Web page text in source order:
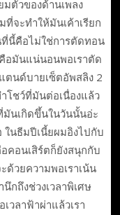
ตัวของด้านเพลง
จะทำให้มันเค้าเรียก
ที่นี้คือไม่ใช่การตัดทอน
มันแน่นอนพอเราตัด
ตนด์บายเซ็ตอัพสลิง 2
โชว์ที่มันต่อเนื่องแล้ว
นเกิดขึ้นในวันนั้นอ่ะ
ในธีมปีเนี้ยผมอิงไปกับ
คอนเสิร์ตก็ยังสนุกกับ
วยความพอเราเน้น
นึกถึงช่วงเวลาพิเศษ
วลาฟ้าผ่าแล้วเรา